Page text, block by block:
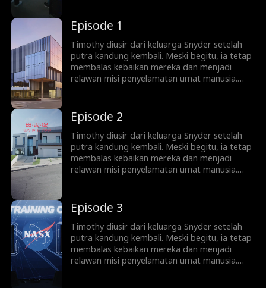
sementara keluarganya menyesal terlalu
lambat.
Episode 1
Timothy diusir dari keluarga Snyder setelah
putra kandung kembali. Meski begitu, ia tetap
membalas kebaikan mereka dan menjadi
relawan misi penyelamatan umat manusia.
sementara keluarganya menyesal terlalu
lambat.
Episode 2
Timothy diusir dari keluarga Snyder setelah
putra kandung kembali. Meski begitu, ia tetap
membalas kebaikan mereka dan menjadi
relawan misi penyelamatan umat manusia.
sementara keluarganya menyesal terlalu
lambat.
Episode 3
Timothy diusir dari keluarga Snyder setelah
putra kandung kembali. Meski begitu, ia tetap
membalas kebaikan mereka dan menjadi
relawan misi penyelamatan umat manusia.